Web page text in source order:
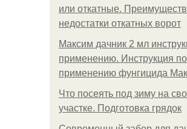
или откатные.
недостатки откатных ворот
Максим дачник 2 мл
применению. Инструкция по
применению фунгицида
Что посеять под зиму на
участке. Подготовка грядок